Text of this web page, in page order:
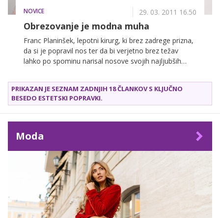
razgrizel čisto nove škornje,« nam je zaupala v
telefonskem pogovoru, a začutili smo, da mu tega ni
za dolgo zamerila. Kadar se ne ukvarja s psom, rada
prebere kakšno dobro knjigo, zanimajo pa jo tudi
alternativne metode zdravljenja. »Obiskovala sem
tečaj za kitajsko terapijsko masažo in še vedno
njegovim terapijam, s katerimi poizkušam tudi omiliti
pojav celulita,« nam je zaupala Lilijana, ki jo prijatelji
kličejo Lili.
NOVICE 29. 03. 2011 16.50
Obrezovanje je modna muha
Franc Planinšek, lepotni kirurg, ki brez zadrege prizna,
da si je popravil nos ter da bi verjetno brez težav
lahko po spominu narisal nosove svojih najljubših
kirurgija ni več predvsem domena žensk.
PRIKAZAN JE SEZNAM ZADNJIH 18 ČLANKOV S KLJUČNO
BESEDO ESTETSKI POPRAVKI.
Moda